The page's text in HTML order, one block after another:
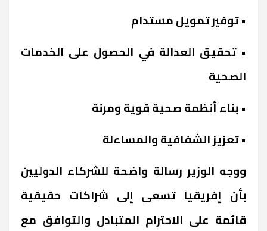
• توفير تمويل مستدام
• تحقيق العدالة في الحصول على الخدمات
الصحية
• بناء أنظمة صحية قوية ومرنة
• تعزيز الشفافية والمساءلة
ووجه الوزير رسالة واضحة للشركاء الدوليين
بأن إفريقيا تسعى إلى شراكات حقيقية
قائمة على الاحترام المتبادل والتوافق مع